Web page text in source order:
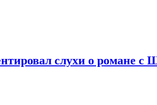
слухи о романе с